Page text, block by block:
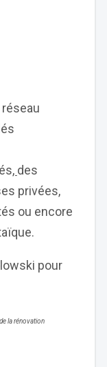
, des
privées,
ou encore
pour
la rénovation